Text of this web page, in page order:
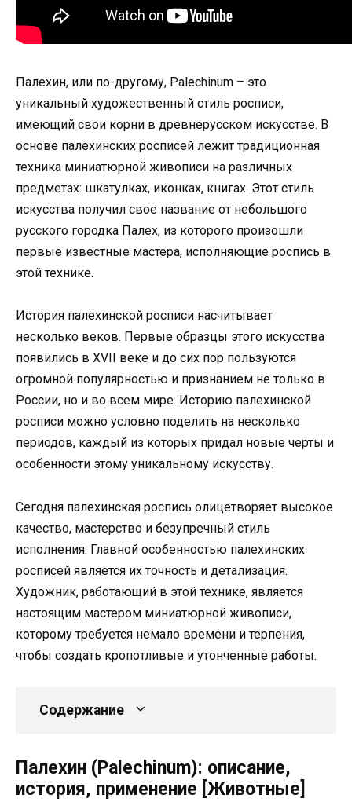
Палехин, или по-другому, Palechinum – это
уникальный художественный стиль росписи,
имеющий свои корни в древнерусском искусстве. В
основе палехинских росписей лежит традиционная
техника миниатюрной живописи на различных
предметах: шкатулках, иконках, книгах. Этот стиль
искусства получил свое название от небольшого
русского городка Палех, из которого произошли
первые известные мастера, исполняющие роспись в
этой технике.
История палехинской росписи насчитывает
несколько веков. Первые образцы этого искусства
появились в XVII веке и до сих пор пользуются
огромной популярностью и признанием не только в
России, но и во всем мире. Историю палехинской
росписи можно условно поделить на несколько
периодов, каждый из которых придал новые черты и
особенности этому уникальному искусству.
Сегодня палехинская роспись олицетворяет высокое
качество, мастерство и безупречный стиль
исполнения. Главной особенностью палехинских
росписей является их точность и детализация.
Художник, работающий в этой технике, является
настоящим мастером миниатюрной живописи,
которому требуется немало времени и терпения,
чтобы создать кропотливые и утонченные работы.
Содержание
Палехин (Palechinum): описание,
история, применение [Животные]